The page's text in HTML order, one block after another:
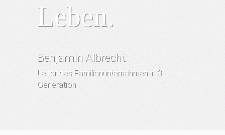
Leben.
Benjamin Albrecht
Leiter des Familienunternehmen in 3.
Generation